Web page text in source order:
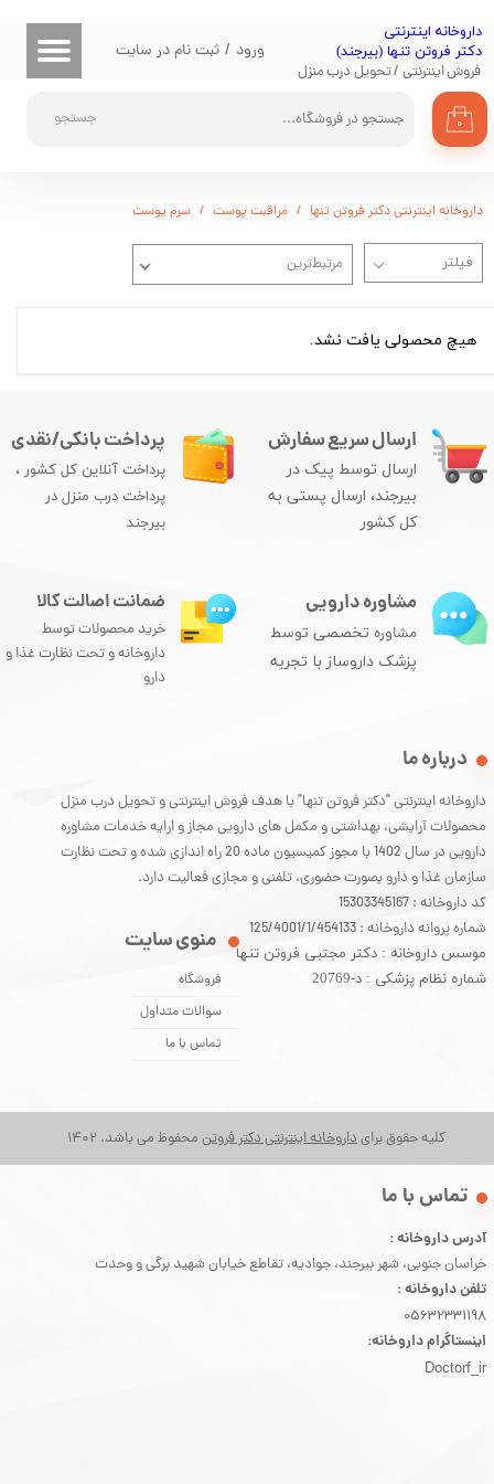
​داروخانه اینترنتی
دکتر فروتن تنها (بیرجند)
فروش اینترنتی / تحویل درب منزل
جستجو ۰
ورود / ثبت نام در سایت
حساب کاربری من
تغییر گذر واژه
سفارشات
خروج از حساب کاربری
داروخانه اینترنتی دکتر فروتن تنها مراقبت پوست سرم پوست
مرتبط‌ترین
هیچ محصولی یافت نشد.
کلیه حقوق برایداروخانه اینترنتی دکتر فروتن محفوظ می باشد. 1402
ارسال سریع سفارش
ارسال توسط پیک در
بیرجند، ارسال پستی به
کل کشور
درباره ما
داروخانه اینترنتی "دکتر فروتن تنها" با هدف فروش اینترنتی و تحویل درب منزل
محصولات آرایشی، بهداشتی و مکمل های دارویی مجاز و ارایه خدمات مشاوره
دارویی در سال 1402 با مجوز کمیسیون ماده 20 راه اندازی شده و تحت نظارت
سازمان غذا و دارو بصورت حضوری، تلفنی و مجازی فعالیت دارد.
کد داروخانه : 15303345167
شماره پروانه داروخانه : 125/4001/1/454133
موسس داروخانه : دکتر مجتبی فروتن تنها
شماره نظام پزشکی : د-20769
منوی سایت
فروشگاه
سوالات متداول
تماس با ما
پرداخت بانکی/نقدی
پرداخت آنلاین کل کشور ،
پرداخت درب منزل در
بیرجند
مشاوره دارویی
مشاوره تخصصی توسط
پزشک داروساز با تجربه
ضمانت اصالت کالا
خرید محصولات توسط
داروخانه و تحت نظارت غذا و
دارو
آدرس داروخانه :
خراسان جنوبی، شهر بیرجند، جوادیه، تقاطع خیابان شهید برگی و وحدت
تلفن داروخانه :
05632331198
اینستاگرام داروخانه:
Doctorf_ir
​تماس با ما